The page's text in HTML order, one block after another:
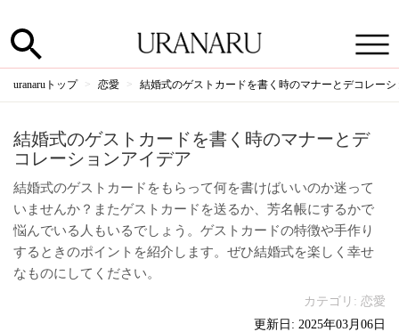
uranaruトップ 恋愛 結婚式のゲストカードを書く時のマナーとデコレー
結婚式のゲストカードを書く時のマナーとデ
コレーションアイデア
結婚式のゲストカードをもらって何を書けばいいのか迷って
いませんか？またゲストカードを送るか、芳名帳にするかで
悩んでいる人もいるでしょう。ゲストカードの特徴や手作り
するときのポイントを紹介します。ぜひ結婚式を楽しく幸せ
なものにしてください。
カテゴリ: 恋愛
更新日: 2025年03月06日